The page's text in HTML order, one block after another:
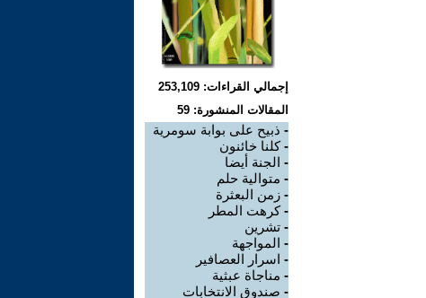
إجمالي القراءات: 253,109
المقالات المنشورة: 59
- ذبيح على بوابة سومرية
-كلنا خائنون
- الجنة أيضا
- متوالية حلم
- زمن البعثرة
-كرهت المطر
- تشرين
- المواجهة
- اسرار العصافير
- مناجاة عبثية
- صندوق الانتخابات